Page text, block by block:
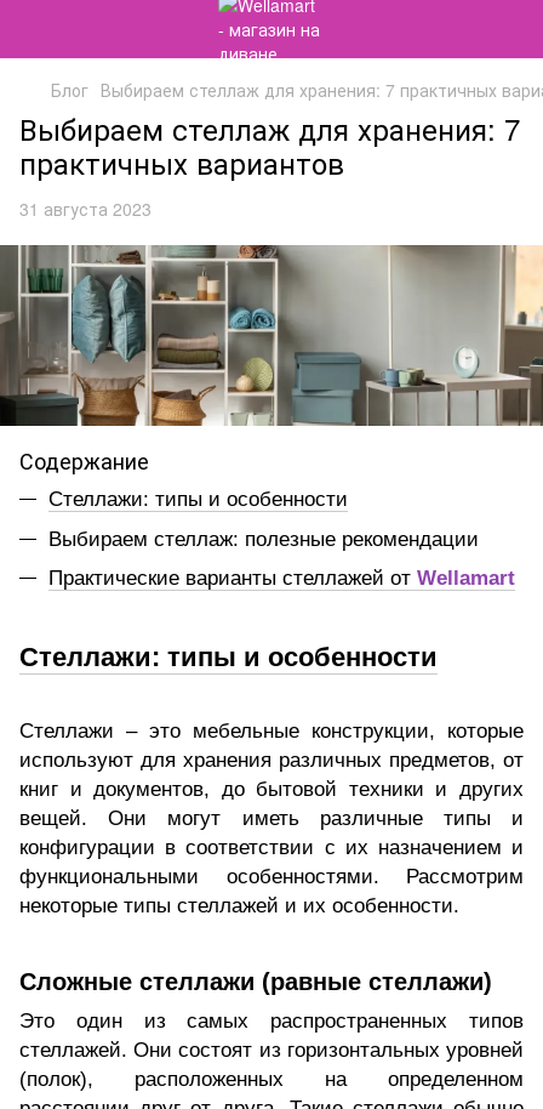
Блог Выбираем стеллаж для хранения: 7 практичных
Выбираем стеллаж для хранения: 7
практичных вариантов
31 августа 2023
Содержание
Стеллажи: типы и особенности
Выбираем стеллаж: полезные рекомендации
Практические варианты стеллажей от Wellamart
Стеллажи: типы и особенности
Стеллажи – это мебельные конструкции, которые
используют для хранения различных предметов, от
книг и документов, до бытовой техники и других
вещей. Они могут иметь различные типы и
конфигурации в соответствии с их назначением и
функциональными особенностями. Рассмотрим
некоторые типы стеллажей и их особенности.
Сложные стеллажи (равные стеллажи)
Это один из самых распространенных типов
стеллажей. Они состоят из горизонтальных уровней
(полок), расположенных на определенном